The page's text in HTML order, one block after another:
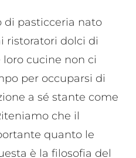
di pasticceria nato
ristoratori dolci di
cucine non ci
per occuparsi di
a sé stante come
che il
quanto le
è la filosofia del